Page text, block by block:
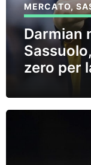
MERCATO,
Darmian
zero per